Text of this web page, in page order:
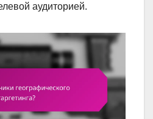
аудиторией.